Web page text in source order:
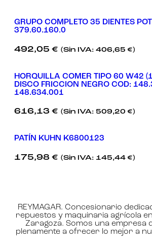
GRUPO COMPLETO 35 DIENTES
379.60.160.0
492,05 € (Sin IVA: 406,65 €)
HORQUILLA COMER TIPO 60 W42
DISCO FRICCION NEGRO COD:
148.634.001
616,13 € (Sin IVA: 509,20 €)
PATÍN KUHN K6800123
175,98 € (Sin IVA: 145,44 €)
REYMAGAR. Concesionario
repuestos y maquinaria agrícola
Zaragoza. Somos una empresa
plenamente a ofrecer lo mejor a